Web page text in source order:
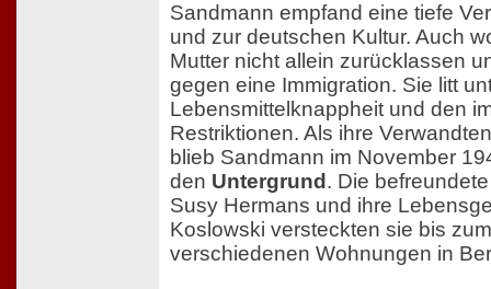
Sandmann empfand eine tiefe
und zur deutschen Kultur. Auch
Mutter nicht allein zurücklassen
gegen eine Immigration. Sie litt
Lebensmittelknappheit und den
Restriktionen. Als ihre
blieb Sandmann im November
den Untergrund . Die
Susy Hermans und ihre
Koslowski versteckten sie bis
verschiedenen Wohnungen in